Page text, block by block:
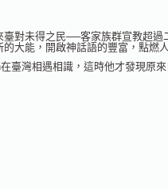
對未得之民──客家族群宣教超
大能，開啟神話語的豐富，點燃
臺灣相遇相識，這時他才發現原